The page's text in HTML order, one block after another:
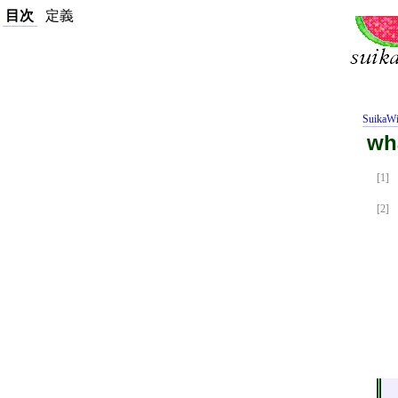
[1]
[2]
目次 定義